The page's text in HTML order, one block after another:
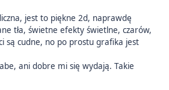
jest to piękne 2d, naprawdę
tła, świetne efekty świetlne, czarów,
są cudne, no po prostu grafika jest
ani dobre mi się wydają. Takie